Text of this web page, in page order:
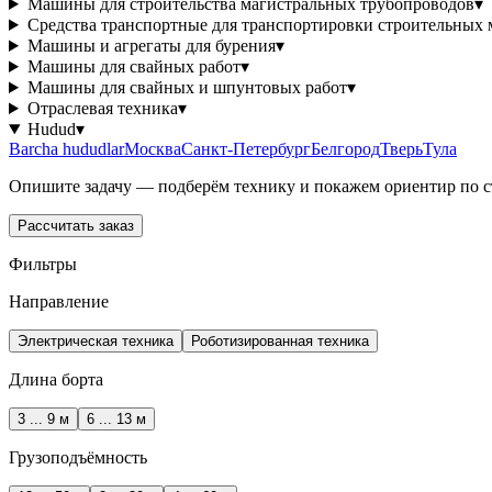
Машины для строительства магистральных трубопроводов▾
Средства транспортные для транспортировки строительных
Машины и агрегаты для бурения▾
Машины для свайных работ▾
Машины для свайных и шпунтовых работ▾
Отраслевая техника▾
Hudud▾
Barcha hududlarМоскваСанкт-ПетербургБелгородТверьТула
Опишите задачу — подберём технику и покажем ориентир по
Рассчитать заказ
Фильтры
Направление
Электрическая техника Роботизированная техника
Длина борта
3 ... 9 м 6 ... 13 м
Грузоподъёмность